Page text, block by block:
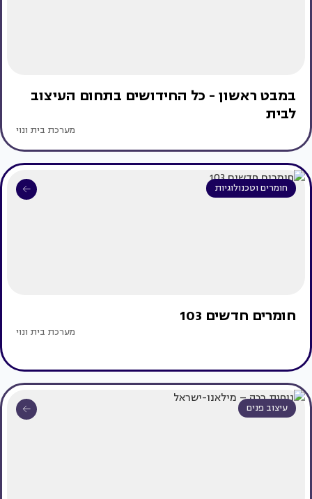
במבט ראשון - כל החידושים בתחום העיצוב
לבית
מערכת בית ונוי
חומרים וטכנולוגיות
חומרים חדשים 103
מערכת בית ונוי
עיצוב פנים